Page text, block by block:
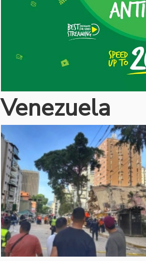
Venezuela